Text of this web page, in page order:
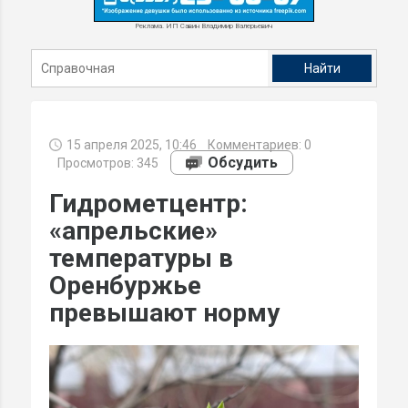
Реклама. ИП Савин Владимир Валерьевич
15 апреля 2025, 10:46 Комментариев: 0
Просмотров: 345
Обсудить
Гидрометцентр:
«апрельские»
температуры в
Оренбуржье
превышают норму